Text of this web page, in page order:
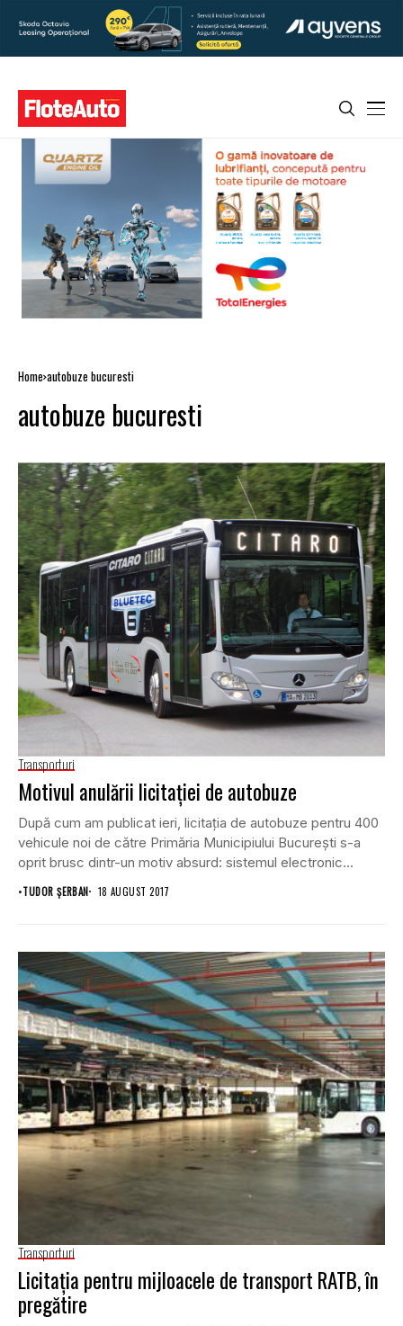
Home autobuze bucuresti
autobuze bucuresti
Transporturi
Motivul anulării licitației de autobuze
După cum am publicat ieri, licitația de autobuze pentru 400
vehicule noi de către Primăria Municipiului București s-a
oprit brusc dintr-un motiv absurd: sistemul electronic...
•TUDOR ȘERBAN 18 AUGUST 2017
Transporturi
Licitaţia pentru mijloacele de transport RATB, în
pregătire